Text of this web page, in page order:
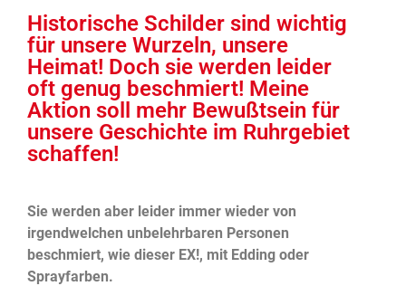
Historische Schilder sind wichtig
für unsere Wurzeln, unsere
Heimat! Doch sie werden leider
oft genug beschmiert! Meine
Aktion soll mehr Bewußtsein für
unsere Geschichte im Ruhrgebiet
schaffen!
Sie werden aber leider immer wieder von
irgendwelchen unbelehrbaren Personen
beschmiert, wie dieser EX!, mit Edding oder
Sprayfarben.